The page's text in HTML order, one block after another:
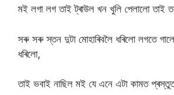
মই লগা লগ তাই ট্ৰাউল খন খুলি পেলালো তাই
সৰু সৰু স্তন দুটা মোহাৰিবলৈ ধৰিলো লগতে
ধৰিলো,
তাই ভবাই নাছিল মই যে এনে এটা কামত